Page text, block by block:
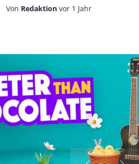
Von Redaktion vor 1 Jahr